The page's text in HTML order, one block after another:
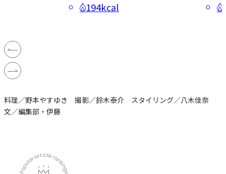
194kcal
料理／野本やすゆき 撮影／鈴木泰介 スタイリング／八木佳奈
文／編集部・伊藤